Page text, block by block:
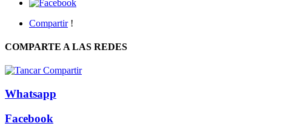
Compartir !
COMPARTE A LAS REDES
Whatsapp
Facebook